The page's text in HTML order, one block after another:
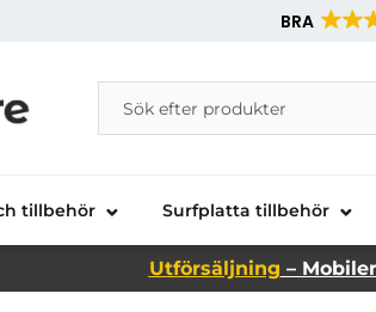
BRA
Telecom AB
Sök
Sök på Danira Telecom AB
tillbehör Surfplatta tillbehör
Utförsäljning –